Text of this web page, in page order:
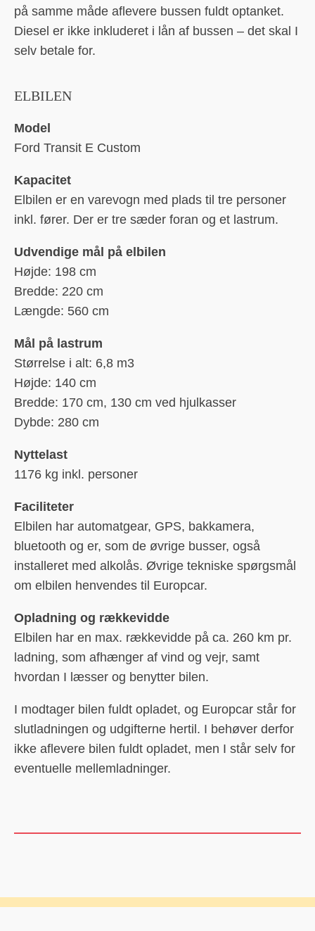
på samme måde aflevere bussen fuldt optanket.
Diesel er ikke inkluderet i lån af bussen – det skal I
selv betale for.
ELBILEN
Model
Ford Transit E Custom
Kapacitet
Elbilen er en varevogn med plads til tre personer
inkl. fører. Der er tre sæder foran og et lastrum.
Udvendige mål på elbilen
Højde: 198 cm
Bredde: 220 cm
Længde: 560 cm
Mål på lastrum
Størrelse i alt: 6,8 m3
Højde: 140 cm
Bredde: 170 cm, 130 cm ved hjulkasser
Dybde: 280 cm
Nyttelast
1176 kg inkl. personer
Faciliteter
Elbilen har automatgear, GPS, bakkamera,
bluetooth og er, som de øvrige busser, også
installeret med alkolås. Øvrige tekniske spørgsmål
om elbilen henvendes til Europcar.
Opladning og rækkevidde
Elbilen har en max. rækkevidde på ca. 260 km pr.
ladning, som afhænger af vind og vejr, samt
hvordan I læsser og benytter bilen.
I modtager bilen fuldt opladet, og Europcar står for
slutladningen og udgifterne hertil. I behøver derfor
ikke aflevere bilen fuldt opladet, men I står selv for
eventuelle mellemladninger.